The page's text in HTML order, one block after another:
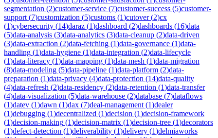
segmentation (2)customer-service (7)customer-success (5)customer-
support (7)customization (5)customs (1)cutover(2)cx
(1)cybersecurity (14)daraz (1)dashboard (2)dashboards (16)data
(5)data-analysis (3)data-analytics (3)data-cleanup (2)data-driven
(3)data-extraction (2)data-fetching (1)data-governance (1)data-
handling (1)data-hygiene (1)data-integration (2)data-lifecycle
(1)data-literacy (1)data-mapping (1)data-mesh (1)data-migration
(8)data-modeling (5)data-pipeline (1)data-platform (2)data-
preparation (1)data-privacy (4)data-protection (14)data-quality
(4)data-refresh (2)data-residency (2)data-retention (1)data-transfer
(4)data-visualization (5)data-warehouse (2)database (7)dataflows
(1)datev (1)dawn (1)dax (7)deal-management (1)dealer
(1)debugging (1)decentralized (1)decision (1)decision-framework
(1)decision-making (1)decision-matrix (1)decision-tree (1)decorators
(1)defect-detection (1)deliverability (1)delivery (1)delmiaworks